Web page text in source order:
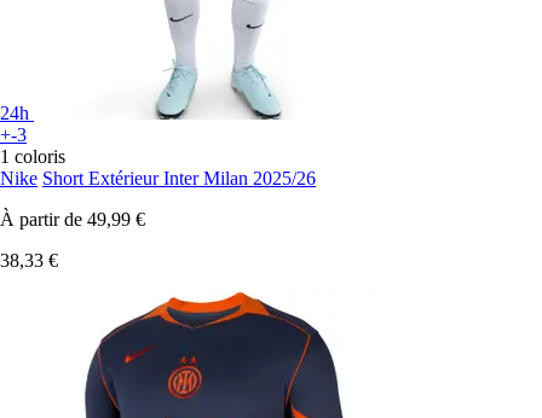
24h
+-3
1 coloris
Nike Short Extérieur Inter Milan 2025/26
À partir de 49,99 €
38,33 €